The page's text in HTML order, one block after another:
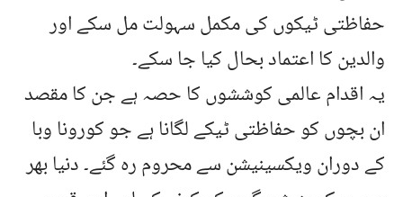
حفاظتی ٹیکوں کی مکمل سہولت مل سکے اور
والدین کا اعتماد بحال کیا جا سکے۔
یہ اقدام عالمی کوششوں کا حصہ ہے جن کا مقصد
ان بچوں کو حفاظتی ٹیکے لگانا ہے جو کورونا وبا
کے دوران ویکسینیشن سے محروم رہ گئے۔ دنیا بھر